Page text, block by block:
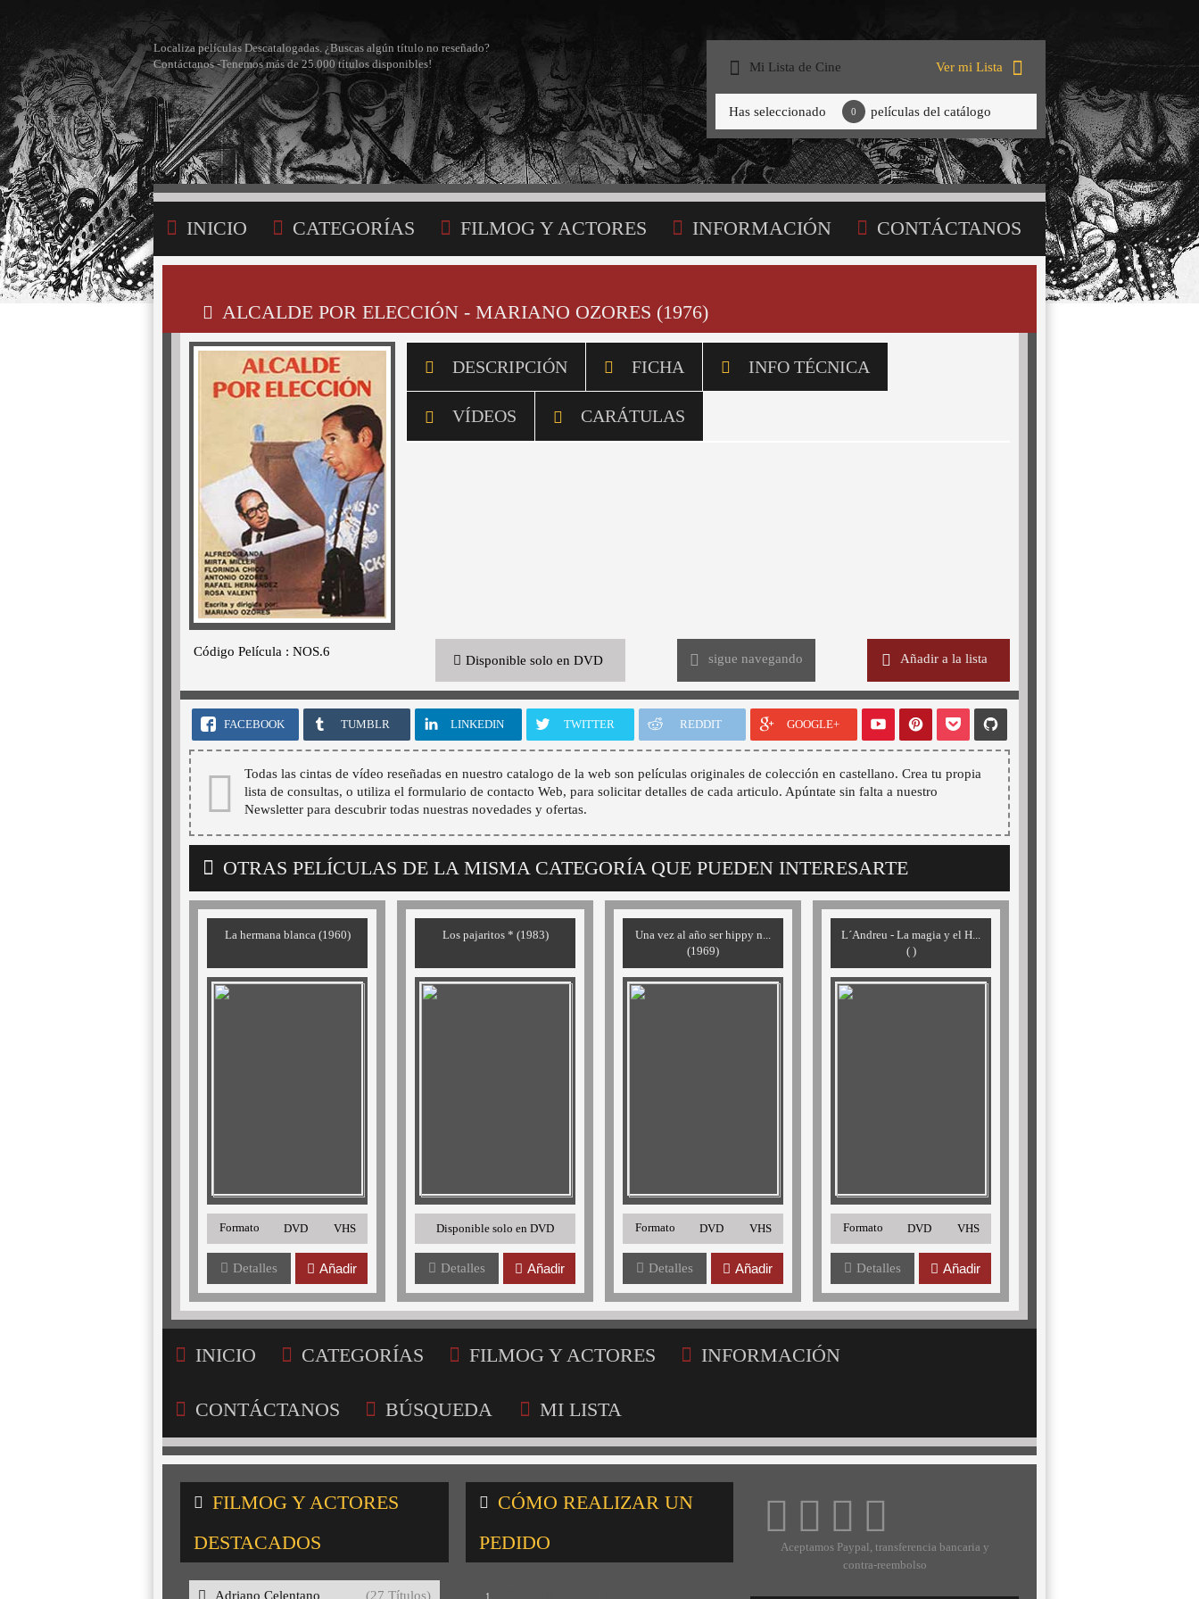
Localiza películas Descatalogadas. ¿Buscas algún título no reseñado?
Contáctanos -Tenemos más de 25.000 títulos disponibles!
Mi Lista de Cine Ver mi Lista
Has seleccionado 0 películas del catálogo
INICIO CATEGORÍAS FILMOG Y ACTORES INFORMACIÓN CONTÁCTANOS
ALCALDE POR ELECCIÓN - MARIANO OZORES (1976)
DESCRIPCIÓN FICHA INFO TÉCNICA
VÍDEOS CARÁTULAS
Código Película : NOS.6
Disponible solo en DVD sigue navegando Añadir a la lista
FACEBOOK TUMBLR LINKEDIN TWITTER REDDIT GOOGLE+
Todas las cintas de vídeo reseñadas en nuestro catalogo de la web son películas originales de colección en castellano. Crea tu propia
lista de consultas, o utiliza el formulario de contacto Web, para solicitar detalles de cada articulo. Apúntate sin falta a nuestro
Newsletter para descubrir todas nuestras novedades y ofertas.
OTRAS PELÍCULAS DE LA MISMA CATEGORÍA QUE PUEDEN INTERESARTE
La hermana blanca (1960)
Formato DVD VHS
Detalles Añadir
Los pajaritos * (1983)
Disponible solo en DVD
Detalles Añadir
Una vez al año ser hippy n...
(1969)
Formato DVD VHS
Detalles Añadir
L´Andreu - La magia y el H...
( )
Formato DVD VHS
Detalles Añadir
INICIO CATEGORÍAS FILMOG Y ACTORES INFORMACIÓN
CONTÁCTANOS BÚSQUEDA MI LISTA
FILMOG Y ACTORES
DESTACADOS
Adriano Celentano (27 Títulos)
CÓMO REALIZAR UN
PEDIDO
1
Aceptamos Paypal, transferencia bancaria y
contra-reembolso